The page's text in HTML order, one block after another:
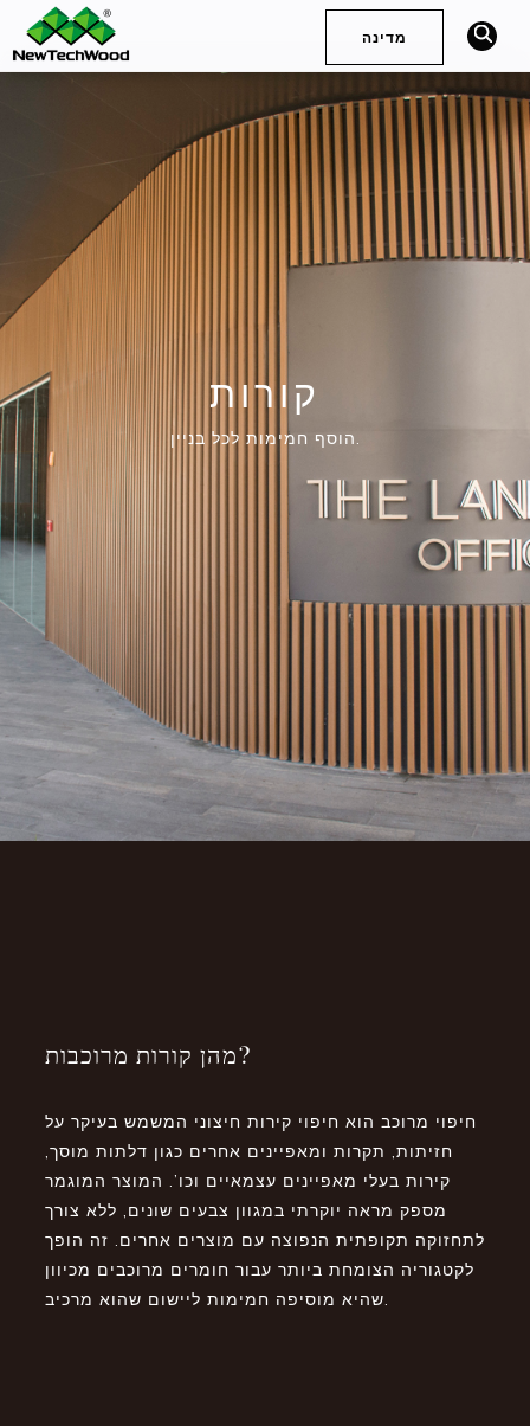
English (International)
简体中文
Français
English (Australia)
English (South Africa)
English (United States)
English (Sri lanka)
Español (South America)
Close
מדינה
חיפוש
קורות
הוסף חמימות לכל בניין.
מהן קורות מרוכבות?
חיפוי מרוכב הוא חיפוי קירות חיצוני המשמש בעיקר על
חזיתות, תקרות ומאפיינים אחרים כגון דלתות מוסך,
קירות בעלי מאפיינים עצמאיים וכו’. המוצר המוגמר
מספק מראה יוקרתי במגוון צבעים שונים, ללא צורך
לתחזוקה תקופתית הנפוצה עם מוצרים אחרים. זה הופך
לקטגוריה הצומחת ביותר עבור חומרים מרוכבים מכיוון
שהיא מוסיפה חמימות ליישום שהוא מרכיב.